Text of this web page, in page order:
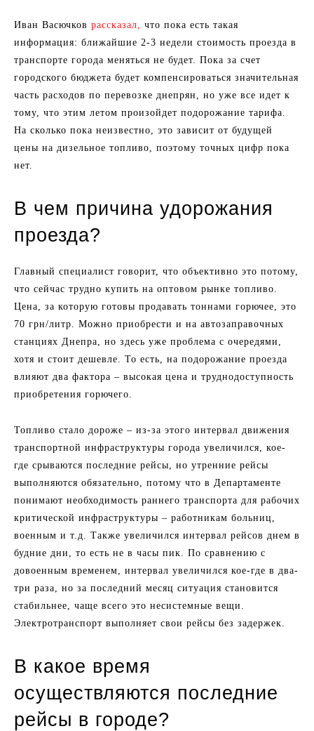
Иван Васючков рассказал, что пока есть такая
информация: ближайшие 2-3 недели стоимость проезда в
транспорте города меняться не будет. Пока за счет
городского бюджета будет компенсироваться значительная
часть расходов по перевозке днепрян, но уже все идет к
тому, что этим летом произойдет подорожание тарифа.
На сколько пока неизвестно, это зависит от будущей
цены на дизельное топливо, поэтому точных цифр пока
нет.
В чем причина удорожания
проезда?
Главный специалист говорит, что объективно это потому,
что сейчас трудно купить на оптовом рынке топливо.
Цена, за которую готовы продавать тоннами горючее, это
70 грн/литр. Можно приобрести и на автозаправочных
станциях Днепра, но здесь уже проблема с очередями,
хотя и стоит дешевле. То есть, на подорожание проезда
влияют два фактора – высокая цена и труднодоступность
приобретения горючего.
Топливо стало дороже – из-за этого интервал движения
транспортной инфраструктуры города увеличился, кое-
где срываются последние рейсы, но утренние рейсы
выполняются обязательно, потому что в Департаменте
понимают необходимость раннего транспорта для рабочих
критической инфраструктуры – работникам больниц,
военным и т.д. Также увеличился интервал рейсов днем в
будние дни, то есть не в часы пик. По сравнению с
довоенным временем, интервал увеличился кое-где в два-
три раза, но за последний месяц ситуация становится
стабильнее, чаще всего это несистемные вещи.
Электротранспорт выполняет свои рейсы без задержек.
В какое время
осуществляются последние
рейсы в городе?